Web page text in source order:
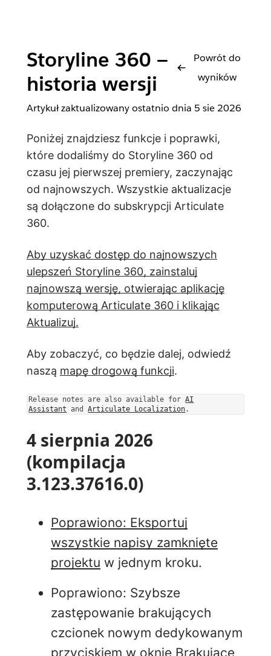
Storyline 360 —
historia wersji
Powrót do
wyników
Artykuł zaktualizowany ostatnio dnia 5 sie 2026
Poniżej znajdziesz funkcje i poprawki,
które dodaliśmy do Storyline 360 od
czasu jej pierwszej premiery, zaczynając
od najnowszych. Wszystkie aktualizacje
są dołączone do subskrypcji Articulate
360.
Aby uzyskać dostęp do najnowszych
ulepszeń Storyline 360, zainstaluj
najnowszą wersję, otwierając aplikację
komputerową Articulate 360 i klikając
Aktualizuj.
Aby zobaczyć, co będzie dalej, odwiedź
naszą mapę drogową funkcji.
Release notes are also available forAI
Assistant andArticulate Localization.
4 sierpnia 2026
(kompilacja
3.123.37616.0)
Poprawiono: Eksportuj
wszystkie napisy zamknięte
projektu w jednym kroku.
Poprawiono: Szybsze
zastępowanie brakujących
czcionek nowym dedykowanym
przyciskiem w oknie Brakujące